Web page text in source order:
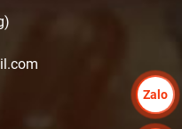
Zalo